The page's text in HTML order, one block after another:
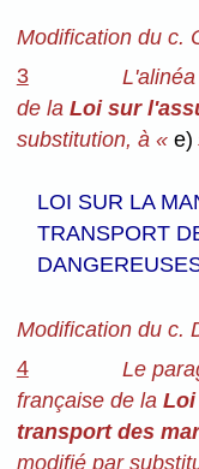
Modification du c.
3
de la Loi sur
substitution, à « e)
LOI SUR LA
TRANSPORT
Modification du c.
4
Le
française de la Loi
transport des
modifié par